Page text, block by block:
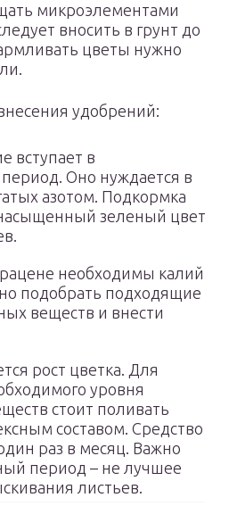
микроэлементами
вносить в грунт до
цветы нужно
удобрений:
вступает в
Оно нуждается в
азотом. Подкормка
зеленый цвет
необходимы калий
подобрать подходящие
веществ и внести
рост цветка. Для
уровня
стоит поливать
составом. Средство
раз в месяц. Важно
период – не лучшее
листьев.